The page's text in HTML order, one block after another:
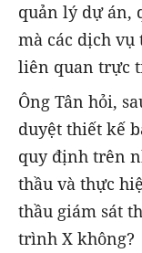
quản lý dự án,
mà các dịch vụ
liên quan trực
Ông Tân hỏi,
duyệt thiết kế
quy định trên
thầu và thực
thầu giám sát
trình X không?